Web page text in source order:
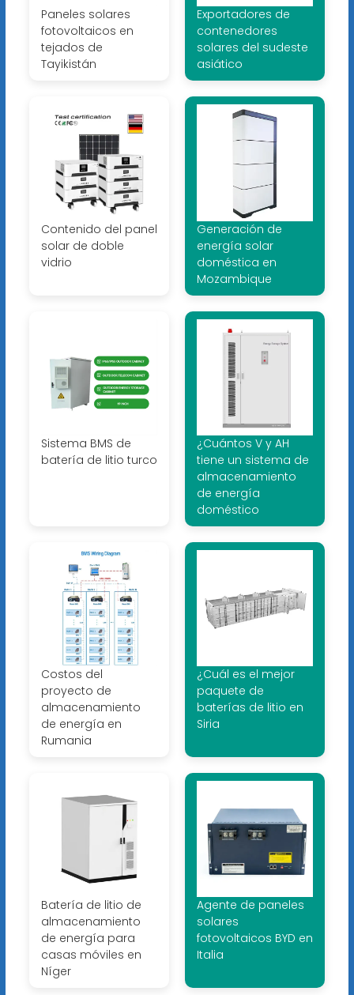
Paneles solares
fotovoltaicos en
tejados de
Tayikistán
Exportadores de
contenedores
solares del sudeste
asiático
Contenido del panel
solar de doble
vidrio
Generación de
energía solar
doméstica en
Mozambique
Sistema BMS de
batería de litio turco
¿Cuántos V y AH
tiene un sistema de
almacenamiento
de energía
doméstico
Costos del
proyecto de
almacenamiento
de energía en
Rumania
¿Cuál es el mejor
paquete de
baterías de litio en
Siria
Batería de litio de
almacenamiento
de energía para
casas móviles en
Níger
Agente de paneles
solares
fotovoltaicos BYD en
Italia